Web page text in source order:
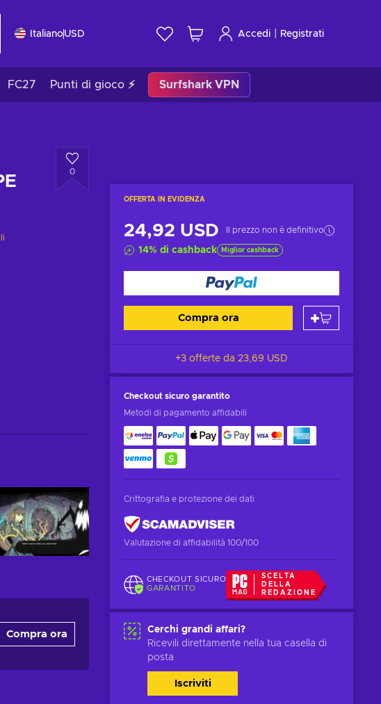
ItalianoUSD Accedi Registrati
FC27 Punti di gioco ⚡ Surfshark VPN
0
OFFERTA IN EVIDENZA
24,92 USD Il prezzo non è definitivo
14% di cashback Miglior cashback
Compra ora
+3 offerte da 23,69 USD
Checkout sicuro garantito
Metodi di pagamento affidabili
Crittografia e protezione dei dati
Valutazione di affidabilità 100/100
CHECKOUT SICURO
GARANTITO
SCELTA
DELLA
REDAZIONE
Cerchi grandi affari?
Ricevili direttamente nella tua casella di
posta
Iscriviti
Compra ora